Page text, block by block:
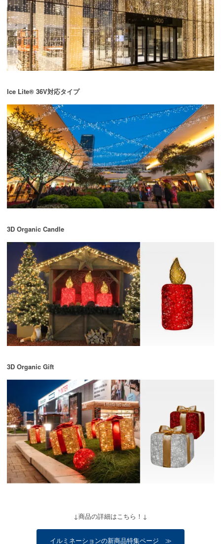
Ice Lite® 36V対応タイプ
3D Organic Candle
3D Organic Gift
↓商品の詳細はこちら！↓
イルミネーションの新商品特集ページ ≫